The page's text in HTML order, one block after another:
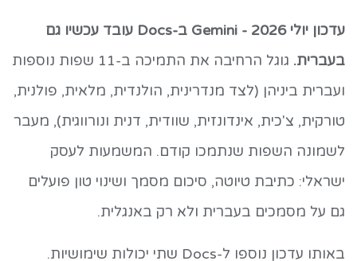
עדכון יולי 2026 - Gemini ב-Docs עובד עכשיו גם
בעברית.
גוגל הרחיבה את התמיכה ב-11 שפות נוספות
ועברית ביניהן (לצד מנדרינית, הולנדית, מלאית, פולנית,
טורקית, צ'כית, אינדונזית, שוודית, דנית ונורווגית), מעבר
לשמונה השפות שנתמכו קודם. המשמעות לעסק
ישראלי: כתיבת טיוטה, סיכום מסמך ושינוי טון פועלים
גם על מסמכים בעברית ולא רק באנגלית.
באותו עדכון נוספו ל-Docs שתי יכולות שימושיות.